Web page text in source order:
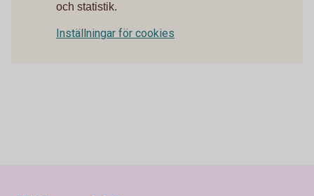
och statistik.
Inställningar för cookies